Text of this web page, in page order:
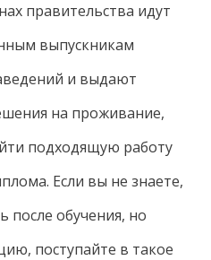
правительства идут
выпускникам
и выдают
на проживание,
подходящую работу
Если вы не знаете,
после обучения, но
поступайте в такое